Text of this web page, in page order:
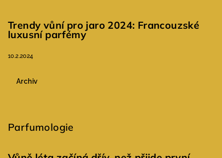
Trendy vůní pro jaro 2024: Francouzské
luxusní parfémy
10.2.2024
Archiv
Parfumologie